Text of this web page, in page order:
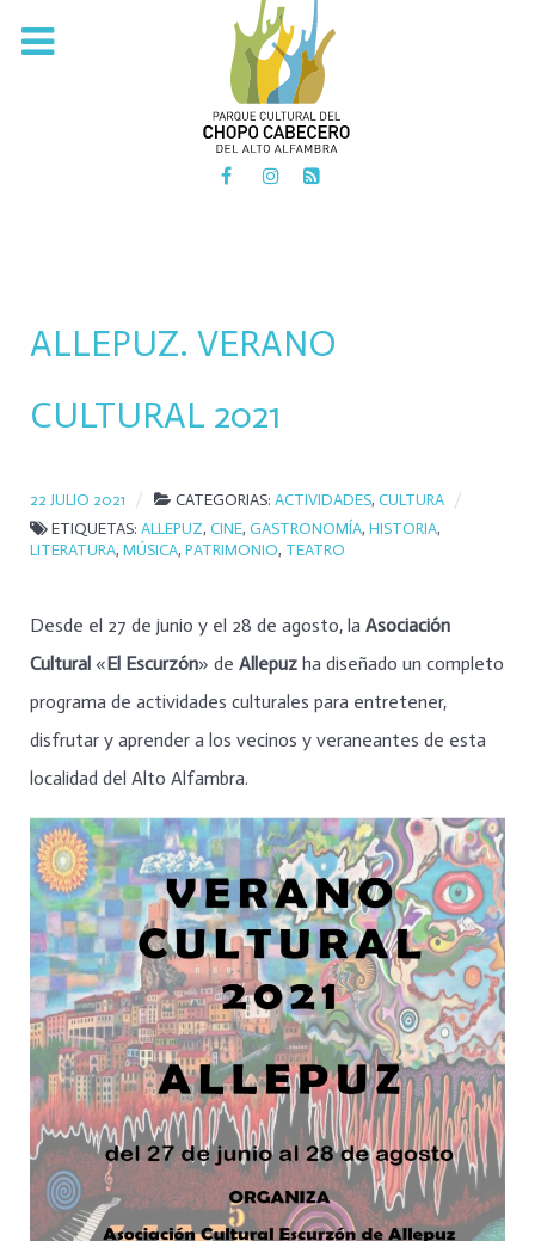
PARQUE CULTURAL DEL
CHOPO CABECERO
DEL ALTO ALFAMBRA
ALLEPUZ. VERANO
CULTURAL 2021
22 JULIO 2021 CATEGORIAS: ACTIVIDADES, CULTURA
ETIQUETAS: ALLEPUZ, CINE, GASTRONOMÍA, HISTORIA,
LITERATURA, MÚSICA, PATRIMONIO, TEATRO
Desde el 27 de junio y el 28 de agosto, la Asociación
Cultural «El Escurzón» de Allepuz ha diseñado un completo
programa de actividades culturales para entretener,
disfrutar y aprender a los vecinos y veraneantes de esta
localidad del Alto Alfambra.